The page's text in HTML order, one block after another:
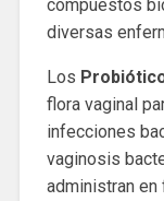
compuestos
diversas
Los
flora vaginal
infecciones
vaginosis
administran